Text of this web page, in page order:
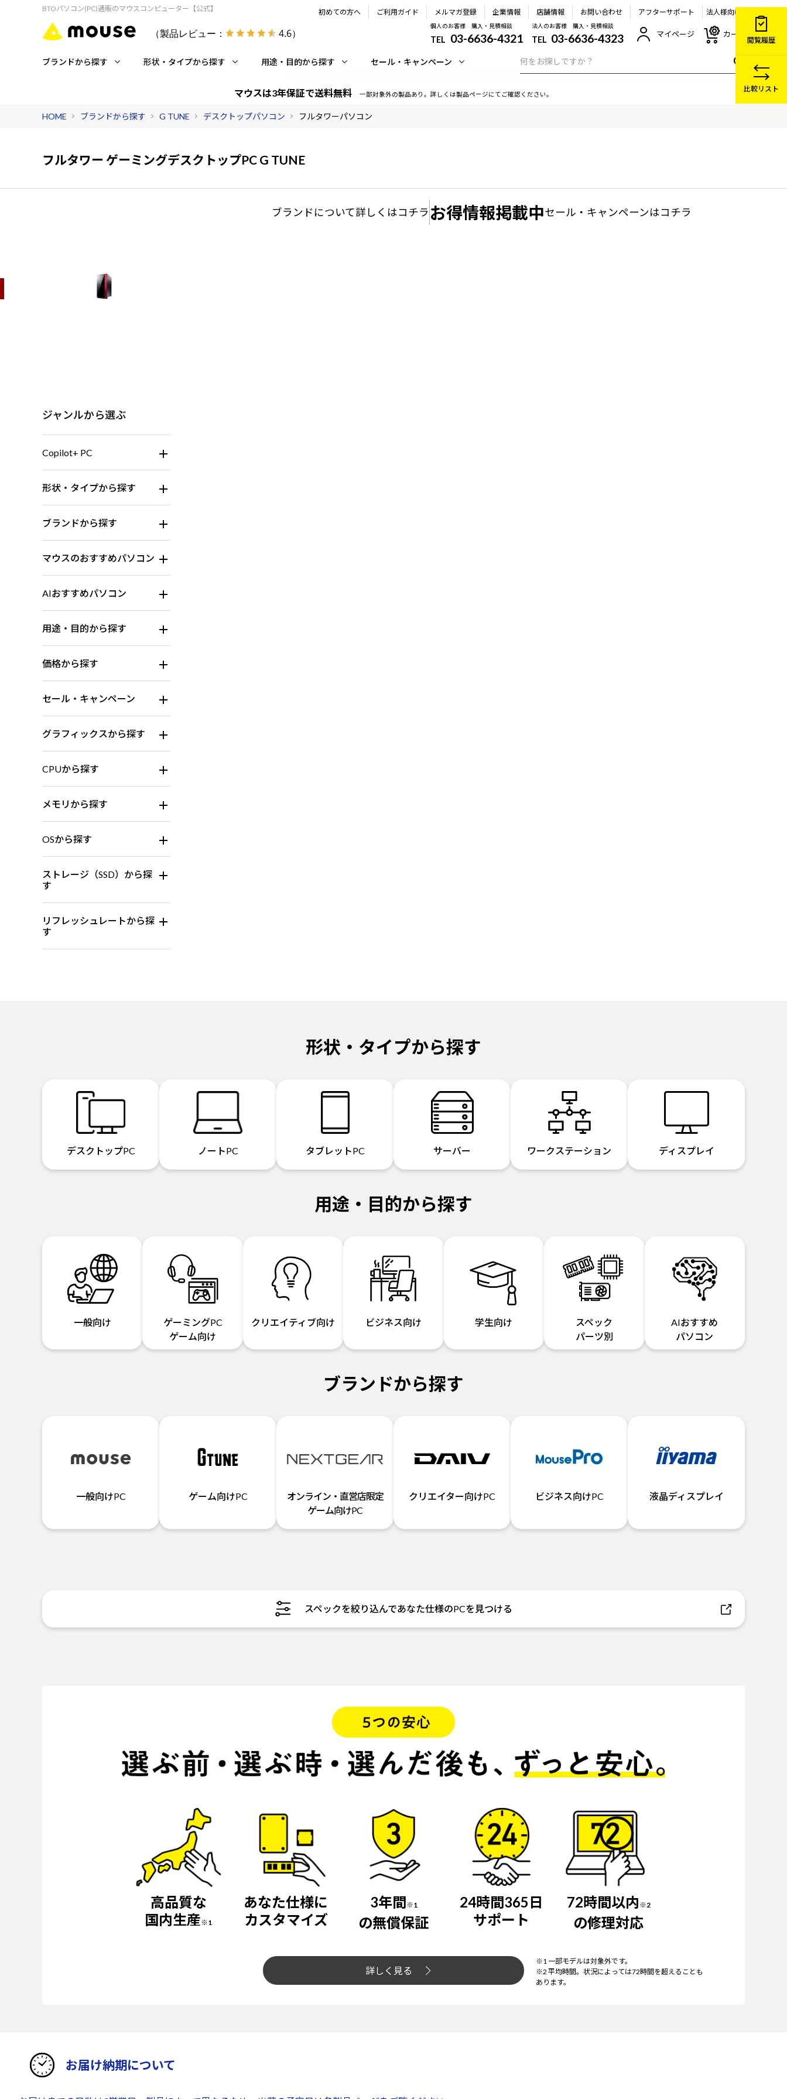
BTOパソコン(PC)通販のマウスコンピューター【公式】
（製品レビュー： 4.6）
初めての方へ ご利用ガイド メルマガ登録 企業情報 店舗情報 お問い合わせ アフターサポート 法人様向け
個人のお客様 購入・見積相談
TEL 03-6636-4321
法人のお客様 購入・見積相談
TEL 03-6636-4323 マイページ カート
ブランドから探す 形状・タイプから探す 用途・目的から探す セール・キャンペーン
マウスは3年保証で送料無料 一部対象外の製品あり。詳しくは製品ページにてご確認ください。
HOME ブランドから探す G TUNE デスクトップパソコン フルタワーパソコン
フルタワー ゲーミングデスクトップPC G TUNE
ブランドについて詳しくはコチラ お得情報掲載中セール・キャンペーンはコチラ
ジャンルから選ぶ
Copilot+ PC
形状・タイプから探す
ブランドから探す
マウスのおすすめパソコン
AIおすすめパソコン
用途・目的から探す
価格から探す
セール・キャンペーン
グラフィックスから探す
CPUから探す
メモリから探す
OSから探す
ストレージ（SSD）から探
す
リフレッシュレートから探
す
形状・タイプから探す
デスクトップPC ノートPC タブレットPC サーバー ワークステーション ディスプレイ
用途・目的から探す
一般向け
ゲーミングPC
ゲーム向け
クリエイティブ向け ビジネス向け 学生向け
スペック
パーツ別
AIおすすめ
パソコン
ブランドから探す
一般向けPC ゲーム向けPC
オンライン・直営店限定
ゲーム向けPC
クリエイター向けPC ビジネス向けPC 液晶ディスプレイ
スペックを絞り込んであなた仕様のPCを見つける
閲覧履歴
比較リスト
高品質な
国内生産※1
あなた仕様に
カスタマイズ
3年間※1
の無償保証
24時間365日
サポート
72時間以内 ※2
の修理対応
詳しく見る
※1 一部モデルは対象外です。
※2 平均時間。状況によっては72時間を超えることも
あります。
お届け納期について